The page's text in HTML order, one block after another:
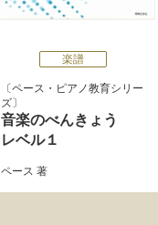
楽譜
ペース・ピアノ教育シリー
ズ
音楽のべんきょう
レベル１
ペース 著